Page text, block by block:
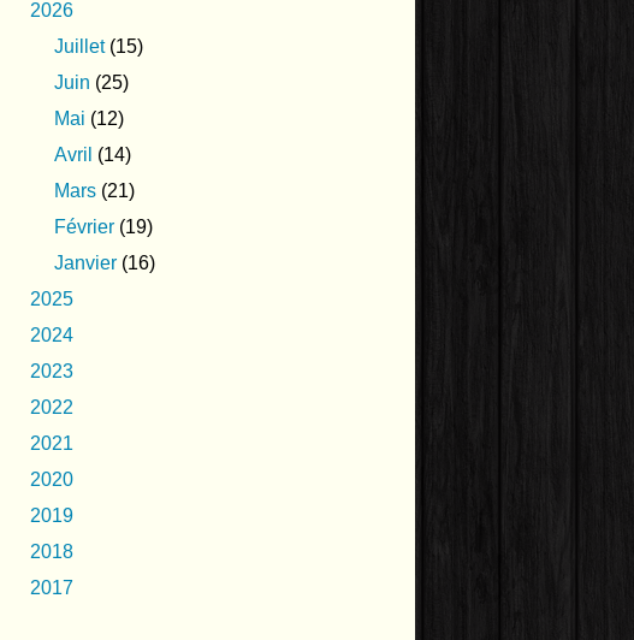
2026
Juillet(15)
Juin (25)
Mai (12)
Avril (14)
Mars (21)
Février (19)
Janvier (16)
2025
2024
2023
2022
2021
2020
2019
2018
2017